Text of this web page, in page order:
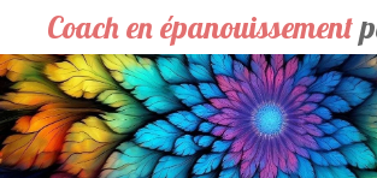
Passer
au
contenu
principal
Coach en épanouissement